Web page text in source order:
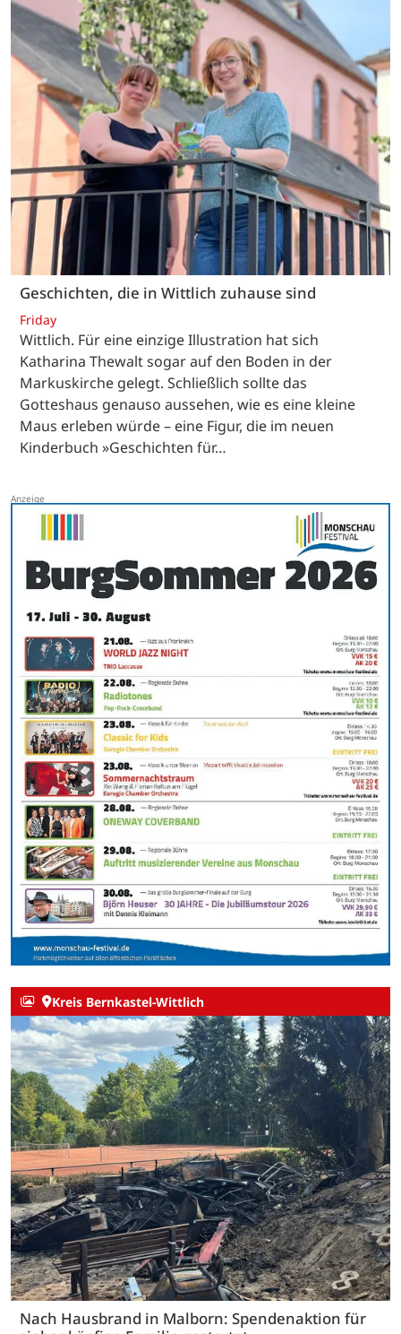
Geschichten, die in Wittlich zuhause sind
Friday
Wittlich. Für eine einzige Illustration hat sich
Katharina Thewalt sogar auf den Boden in der
Markuskirche gelegt. Schließlich sollte das
Gotteshaus genauso aussehen, wie es eine kleine
Maus erleben würde – eine Figur, die im neuen
Kinderbuch »Geschichten für…
Kreis Bernkastel-Wittlich
Nach Hausbrand in Malborn: Spendenaktion für